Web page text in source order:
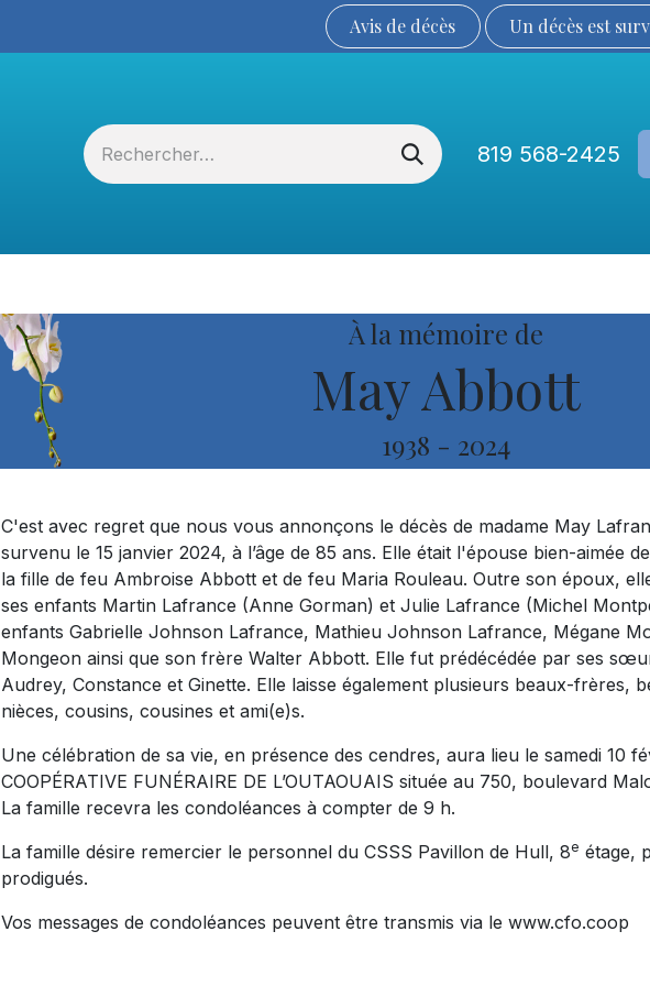
Avis de décès Un décès est
819 568-2425
À la mémoire de
May Abbott
1938 - 2024
C'est avec regret que nous vous annonçons le décès de madame May
survenu le 15 janvier 2024, à l’âge de 85 ans. Elle était l'épouse bien-aimée
la fille de feu Ambroise Abbott et de feu Maria Rouleau. Outre son époux,
ses enfants Martin Lafrance (Anne Gorman) et Julie Lafrance (Michel
enfants Gabrielle Johnson Lafrance, Mathieu Johnson Lafrance, Mégane
Mongeon ainsi que son frère Walter Abbott. Elle fut prédécédée par ses
Audrey, Constance et Ginette. Elle laisse également plusieurs beaux-frères,
nièces, cousins, cousines et ami(e)s.
Une célébration de sa vie, en présence des cendres, aura lieu le samedi 10
COOPÉRATIVE FUNÉRAIRE DE L’OUTAOUAIS située au 750, boulevard
La famille recevra les condoléances à compter de 9 h.
La famille désire remercier le personnel du CSSS Pavillon de Hull, 8e étage,
prodigués.
Vos messages de condoléances peuvent être transmis via le www.cfo.coop